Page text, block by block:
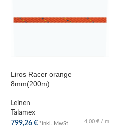
Liros Racer orange
8mm(200m)
Leinen
Talamex
799,26 € *inkl. MwSt 4,00 € / m